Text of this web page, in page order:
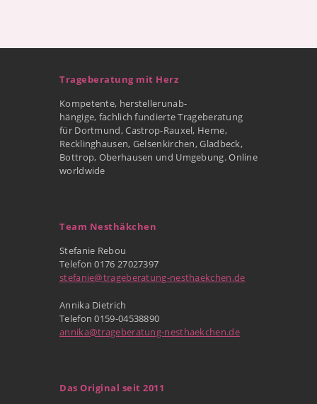
Trageberatung mit Herz
Kompetente, herstellerunab-
hängige, fachlich fundierte Trageberatung
für Dortmund, Castrop-Rauxel, Herne,
Recklinghausen, Gelsenkirchen, Gladbeck,
Bottrop, Oberhausen und Umgebung. Online
worldwide
Team Nesthäkchen
Stefanie Rebou
Telefon 0176 27027397
stefanie@trageberatung-nesthaekchen.de
Annika Dietrich
Telefon 0159-04538890
annika@trageberatung-nesthaekchen.de
Das Original seit 2011